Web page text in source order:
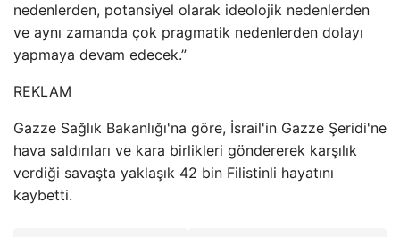
nedenlerden, potansiyel olarak ideolojik nedenlerden
ve aynı zamanda çok pragmatik nedenlerden dolayı
yapmaya devam edecek.”
REKLAM
Gazze Sağlık Bakanlığı'na göre, İsrail'in Gazze Şeridi'ne
hava saldırıları ve kara birlikleri göndererek karşılık
verdiği savaşta yaklaşık 42 bin Filistinli hayatını
kaybetti.